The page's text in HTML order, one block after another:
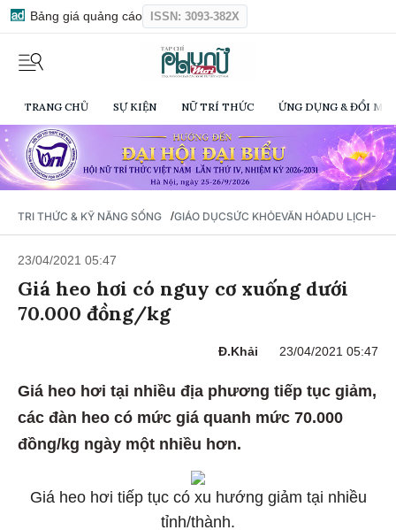
Bảng giá quảng cáo ISSN: 3093-382X
TRANG CHỦ SỰ KIỆN NỮ TRÍ THỨC ỨNG DỤNG & ĐỔI
TRI THỨC & KỸ NĂNG SỐNG /GIÁO DỤCSỨC KHỎEVĂN HÓADU LỊCH-
23/04/2021 05:47
Giá heo hơi có nguy cơ xuống dưới
70.000 đồng/kg
Đ.Khải 23/04/2021 05:47
Giá heo hơi tại nhiều địa phương tiếp tục giảm,
các đàn heo có mức giá quanh mức 70.000
đồng/kg ngày một nhiều hơn.
Giá heo hơi tiếp tục có xu hướng giảm tại nhiều
tỉnh/thành.